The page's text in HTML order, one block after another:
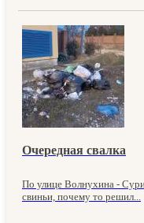
Очередная свалка
По улице Волнухина -
свиньи, почему то решил...